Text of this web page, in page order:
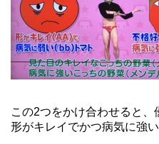
この2つをかけ合わせると、
形がキレイでかつ病気に強